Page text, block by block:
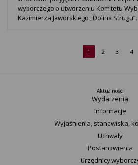
wyborczego o utworzeniu Komitetu
Kazimierza Jaworskiego „Dolina Strugu”.
1 2 3 4
Aktualności
Wydarzenia
Informacje
Wyjaśnienia, stanowiska,
Uchwały
Postanowienia
Urzędnicy